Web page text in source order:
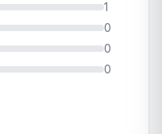
1
0
0
0